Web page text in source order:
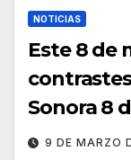
NOTICIAS
Este 8 de
Sonora 8
9 DE MARZO